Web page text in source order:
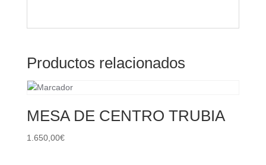
Productos relacionados
MESA DE CENTRO TRUBIA
1.650,00€